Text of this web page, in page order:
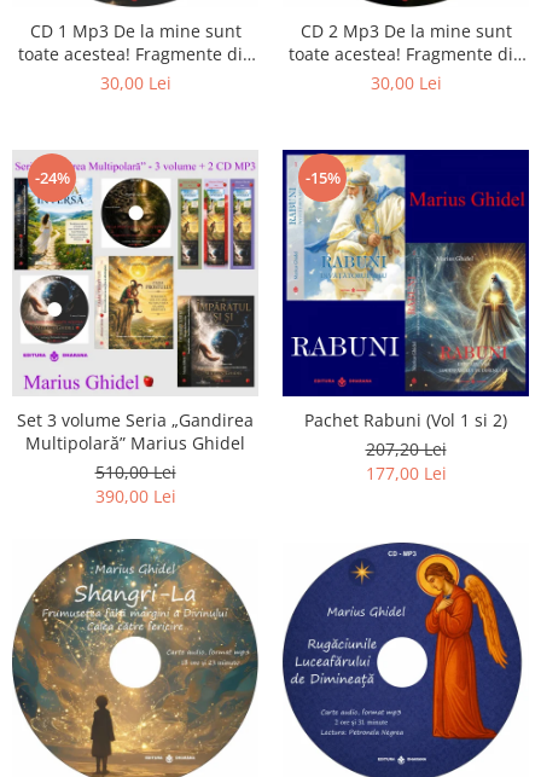
Literatura
Psihologie
Stiinta
CD 1 Mp3 De la mine sunt
toate acestea! Fragmente din
cărțile lui Marius Ghidel
30,00 Lei
CD 2 Mp3 De la mine sunt
toate acestea! Fragmente din
cărțile lui Marius Ghidel
30,00 Lei
-24%
Set 3 volume Seria „Gandirea
Multipolară” Marius Ghidel
510,00 Lei
390,00 Lei
-15%
Pachet Rabuni (Vol 1 si 2)
207,20 Lei
177,00 Lei